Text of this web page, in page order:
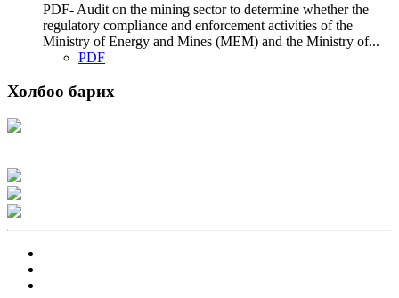
PDF- Audit on the mining sector to determine whether the
regulatory compliance and enforcement activities of the
Ministry of Energy and Mines (MEM) and the Ministry of...
PDF
Холбоо барих